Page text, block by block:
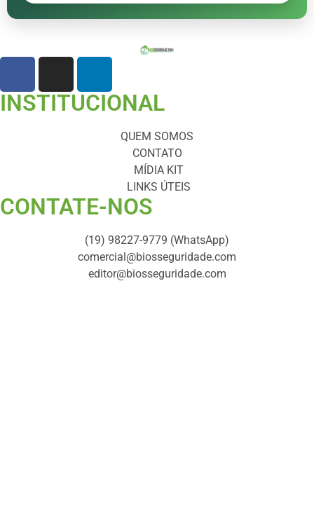
INSTITUCIONAL
QUEM SOMOS
CONTATO
MÍDIA KIT
LINKS ÚTEIS
CONTATE-NOS ​
(19) 98227-9779 (WhatsApp)
comercial@biosseguridade.com
editor@biosseguridade.com